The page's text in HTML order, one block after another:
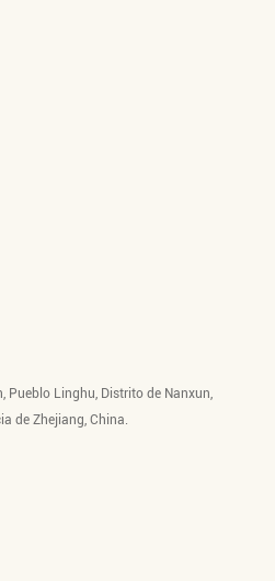
Pueblo Linghu, Distrito de Nanxun,
de Zhejiang, China.